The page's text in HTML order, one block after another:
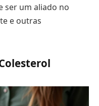
ser um aliado no
e outras